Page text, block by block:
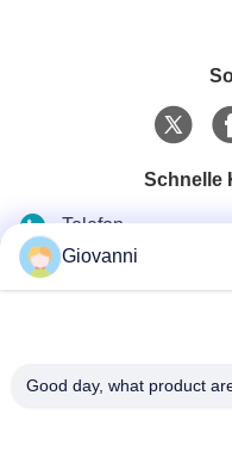
Schnelle
Telefon
+86-180-6120-9532
Adresse
Giovanni
Good day, what product